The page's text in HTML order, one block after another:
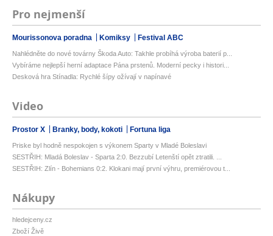
Pro nejmenší
Mourissonova poradna Komiksy Festival ABC
Nahlédněte do nové továrny Škoda Auto: Takhle probíhá výroba baterií p...
Vybíráme nejlepší herní adaptace Pána prstenů. Moderní pecky i histori...
Desková hra Stínadla: Rychlé šípy ožívají v napínavé
Video
Prostor X Branky, body, kokoti Fortuna liga
Priske byl hodně nespokojen s výkonem Sparty v Mladé Boleslavi
SESTŘIH: Mladá Boleslav - Sparta 2:0. Bezzubí Letenští opět ztratili. ...
SESTŘIH: Zlín - Bohemians 0:2. Klokani mají první výhru, premiérovou t...
Nákupy
hledejceny.cz
Zboží Živě